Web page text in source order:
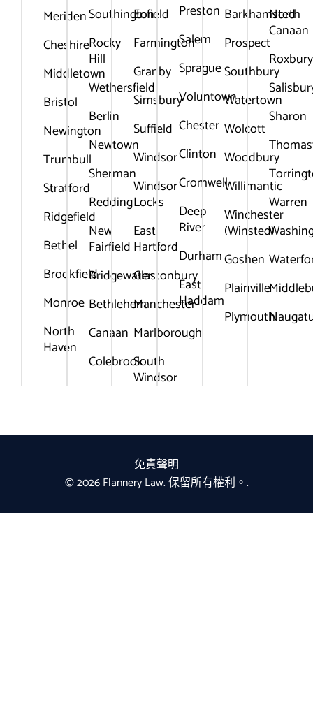
Meriden
Cheshire
Middletown
Bristol
Newington
Trumbull
Stratford
Ridgefield
Bethel
Brookfield
Monroe
North
Haven
Southington
Rocky
Hill
Wethersfield
Berlin
Newtown
Sherman
Redding
New
Fairfield
Bridgewater
Bethlehem
Canaan
Colebrook
Enfield
Farmington
Granby
Simsbury
Suffield
Windsor
Windsor
Locks
East
Hartford
Glastonbury
Manchester
Marlborough
South
Windsor
Preston
Salem
Sprague
Voluntown
Chester
Clinton
Cromwell
Deep
River
Durham
East
Haddam
Barkhamsted
Prospect
Southbury
Watertown
Wolcott
Woodbury
Willimantic
Winchester
(Winsted)
Goshen
Plainville
Plymouth
North
Canaan
Roxbury
Sharon
Warren
免責聲明
© 2026 Flannery Law. 保留所有權利。.